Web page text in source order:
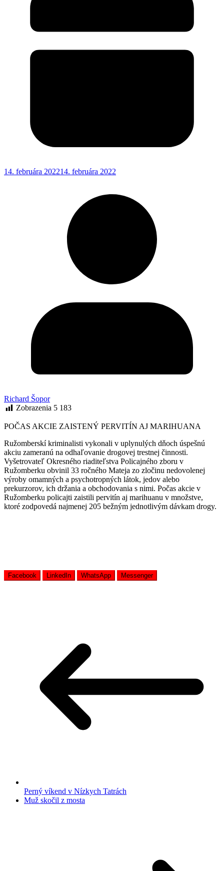
14. februára 202214. februára 2022
Richard Šopor
Zobrazenia 5 183
POČAS AKCIE ZAISTENÝ PERVITÍN AJ MARIHUANA
Ružomberskí kriminalisti vykonali v uplynulých dňoch úspešnú
akciu zameranú na odhaľovanie drogovej trestnej činnosti.
Vyšetrovateľ Okresného riaditeľstva Policajného zboru v
Ružomberku obvinil 33 ročného Mateja zo zločinu nedovolenej
výroby omamných a psychotropných látok, jedov alebo
prekurzorov, ich držania a obchodovania s nimi. Počas akcie v
Ružomberku policajti zaistili pervitín aj marihuanu v množstve,
ktoré zodpovedá najmenej 205 bežným jednotlivým dávkam drogy.
Facebook LinkedIn WhatsApp Messenger
Perný víkend v Nízkych Tatrách
Muž skočil z mosta